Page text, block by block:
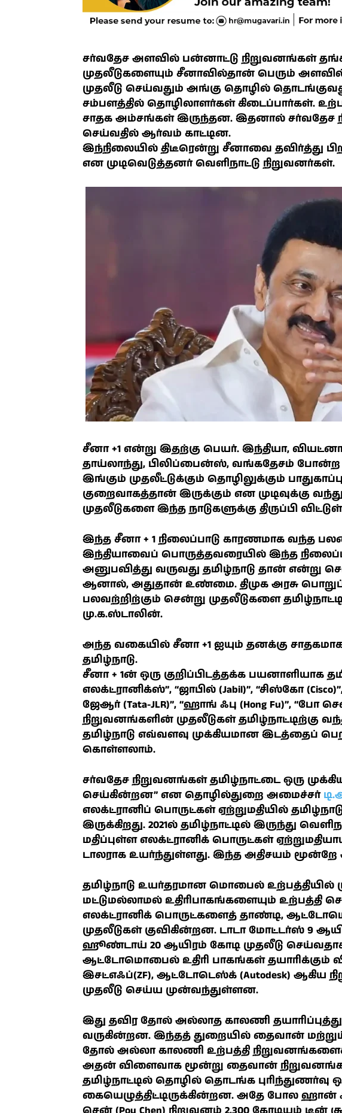
சர்வதேச அளவில் பன்னாட்டு நிறுவனங்கள்
முதலீடுகளையும் சீனாவில்தான் பெரும்
முதலீடு செய்வதும் அங்கு தொழில்
சம்பளத்தில் தொழிலாளர்கள் கிடைப்பார்கள்.
சாதக அம்சங்கள் இருந்தன. இதனால் சர்வதேச
செய்வதில் ஆர்வம் காட்டின.
இந்நிலையில் திடீரென்று சீனாவை தவிர்த்து
என முடிவெடுத்தனர் வெளிநாட்டு நிறுவனர்கள்.
சீனா +1 என்று இதற்கு பெயர். இந்தியா,
தாய்லாந்து, பிலிப்பைன்ஸ், வங்கதேசம் போன்ற
இங்கும் முதலீட்டுக்கும் தொழிலுக்கும்
குறைவாகத்தான் இருக்கும் என முடிவுக்கு
முதலீடுகளை இந்த நாடுகளுக்கு திருப்பி
இந்த சீனா + 1 நிலைப்பாடு காரணமாக வந்த
இந்தியாவைப் பொருத்தவரையில் இந்த
அனுபவித்து வருவது தமிழ்நாடு தான்
ஆனால், அதுதான் உண்மை. திமுக அரசு
பலவற்றிற்கும் சென்று முதலீடுகளை
மு.க.ஸ்டாலின்.
அந்த வகையில் சீனா +1 ஐயும் தனக்கு
தமிழ்நாடு.
சீனா + 1ன் ஒரு குறிப்பிடத்தக்க பயனாளியாக
எலக்ட்ரானிக்ஸ்”, “ஜாபில் (Jabil)”, “சிஸ்கோ
ஜேஆர் (Tata-JLR)”, “ஹாங் ஃபு (Hong Fu)”, “போ
நிறுவனங்களின் முதலீடுகள் தமிழ்நாட்டிற்கு
தமிழ்நாடு எவ்வளவு முக்கியமான இடத்தைப்
கொள்ளலாம்.
சர்வதேச நிறுவனங்கள் தமிழ்நாட்டை ஒரு
செய்கின்றன” என தொழில்துறை அமைச்சர்
எலக்ட்ரானிப் பொருட்கள் ஏற்றுமதியில்
இருக்கிறது. 2021ல் தமிழ்நாட்டில் இருந்து
மதிப்புள்ள எலக்ட்ரானிக் பொருட்கள்
டாலராக உயர்ந்துள்ளது. இந்த அதிசயம் மூன்றே
தமிழ்நாடு உயர்தரமான மொபைல் உற்பத்தியில்
மட்டுமல்லாமல் உதிரிபாகங்களையும் உற்பத்தி
எலக்ட்ரானிக் பொருட்களைத் தாண்டி,
முதலீடுகள் குவிகின்றன. டாடா மோட்டர்ஸ் 9
ஹூண்டாய் 20 ஆயிரம் கோடி முதலீடு
ஆட்டோமொபைல் உதிரி பாகங்கள் தயாரிக்கும்
இசட்எஃப்(ZF), ஆட்டோடெஸ்க் (Autodesk) ஆகிய
முதலீடு செய்ய முன்வந்துள்ளன.
இது தவிர தோல் அல்லாத காலணி
வருகின்றன. இந்தத் துறையில் தைவான் மற்றும்
தோல் அல்லா காலணி உற்பத்தி நிறுவனங்களைக்
அதன் விளைவாக மூன்று தைவான்
தமிழ்நாட்டில் தொழில் தொடங்க புரிந்துணர்வு
கையெழுத்திட்டிருக்கின்றன. அதே போல ஹான்